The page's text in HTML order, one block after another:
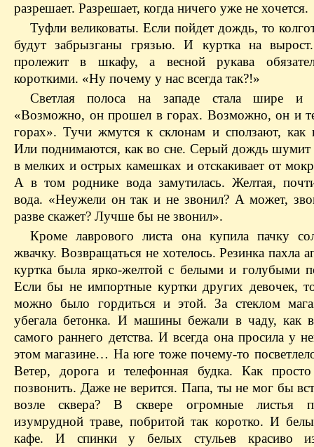
разрешает. Разрешает, когда ничего уже не хочется.
Туфли великоваты. Если пойдет дождь, то
будут забрызганы грязью. И куртка на
пролежит в шкафу, а весной рукава
короткими. «Ну почему у нас всегда так?!»
Светлая полоса на западе стала шире и
«Возможно, он прошел в горах. Возможно, он и
горах». Тучи жмутся к склонам и сползают, как
Или поднимаются, как во сне. Серый дождь шумит
в мелких и острых камешках и отскакивает от
А в том роднике вода замутилась. Желтая,
вода. «Неужели он так и не звонил? А может,
разве скажет? Лучше бы не звонил».
Кроме лаврового листа она купила пачку
жвачку. Возвращаться не хотелось. Резинка пахла
куртка была ярко-желтой с белыми и голубыми
Если бы не импортные куртки других девочек,
можно было гордиться и этой. За стеклом
убегала бетонка. И машины бежали в чаду, как
самого раннего детства. И всегда она просила у
этом магазине… На юге тоже почему-то
Ветер, дорога и телефонная будка. Как
позвонить. Даже не верится. Папа, ты не мог бы
возле сквера? В сквере огромные листья
изумрудной траве, побритой так коротко. И
кафе. И спинки у белых стульев красиво